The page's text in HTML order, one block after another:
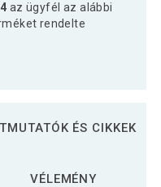
az ügyfél az alábbi
rendelte
ÉS CIKKEK
VÉLEMÉNY